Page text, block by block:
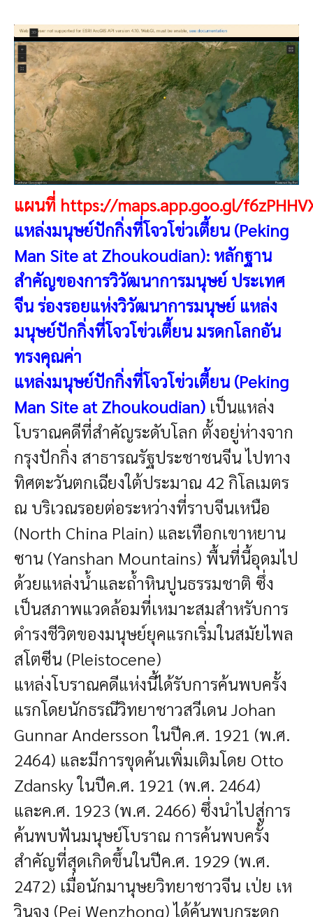
แผนที่ https://maps.app.goo.gl/
แหล่งมนุษย์ปักกิ่งที่โจวโข่วเตี้ยน (Peking
Man Site at Zhoukoudian): หลักฐาน
สำคัญของการวิวัฒนาการมนุษย์ ประเทศ
จีนร่องรอยแห่งวิวัฒนาการมนุษย์ แหล่ง
มนุษย์ปักกิ่งที่โจวโข่วเตี้ยน มรดกโลกอัน
ทรงคุณค่า
แหล่งมนุษย์ปักกิ่งที่โจวโข่วเตี้ยน (Peking
Man Site at Zhoukoudian) เป็นแหล่ง
โบราณคดีที่สำคัญระดับโลก ตั้งอยู่ห่างจาก
กรุงปักกิ่ง สาธารณรัฐประชาชนจีน ไปทาง
ทิศตะวันตกเฉียงใต้ประมาณ 42 กิโลเมตร
ณ บริเวณรอยต่อระหว่างที่ราบจีนเหนือ
(North China Plain) และเทือกเขาหยาน
ซาน (Yanshan Mountains) พื้นที่นี้อุดมไป
ด้วยแหล่งน้ำและถ้ำหินปูนธรรมชาติ ซึ่ง
เป็นสภาพแวดล้อมที่เหมาะสมสำหรับการ
ดำรงชีวิตของมนุษย์ยุคแรกเริ่มในสมัยไพล
สโตซีน (Pleistocene)
แหล่งโบราณคดีแห่งนี้ได้รับการค้นพบครั้ง
แรกโดยนักธรณีวิทยาชาวสวีเดน Johan
Gunnar Andersson ในปีค.ศ. 1921 (พ.ศ.
2464) และมีการขุดค้นเพิ่มเติมโดย Otto
Zdansky ในปีค.ศ. 1921 (พ.ศ. 2464)
และค.ศ. 1923 (พ.ศ. 2466) ซึ่งนำไปสู่การ
ค้นพบฟันมนุษย์โบราณ การค้นพบครั้ง
สำคัญที่สุดเกิดขึ้นในปีค.ศ. 1929 (พ.ศ.
2472) เมื่อนักมานุษยวิทยาชาวจีน เป่ย เห
วินจง (Pei Wenzhong) ได้ค้นพบกระดูก